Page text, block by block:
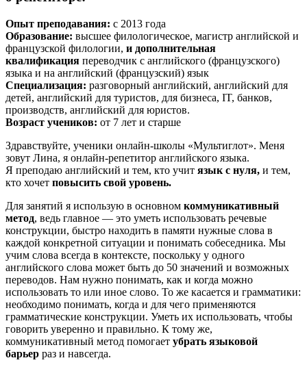
Опыт преподавания: с 2013 года
Образование: высшее филологическое, магистр английской и
французской филологии, и дополнительная
квалификация переводчик с английского (французского)
языка и на английский (французский) язык
Специализация: разговорный английский, английский для
детей, английский для туристов, для бизнеса, IT, банков,
производств, английский для юристов.
Возраст учеников: от 7 лет и старше
Здравствуйте, ученики онлайн-школы «Мультиглот». Меня
зовут Лина, я онлайн-репетитор английского языка.
Я преподаю английский и тем, кто учит язык с нуля, и тем,
кто хочет повысить свой уровень.
Для занятий я использую в основном коммуникативный
метод, ведь главное — это уметь использовать речевые
конструкции, быстро находить в памяти нужные слова в
каждой конкретной ситуации и понимать собеседника. Мы
учим слова всегда в контексте, поскольку у одного
английского слова может быть до 50 значений и возможных
переводов. Нам нужно понимать, как и когда можно
использовать то или иное слово. То же касается и грамматики:
необходимо понимать, когда и для чего применяются
грамматические конструкции. Уметь их использовать, чтобы
говорить уверенно и правильно. К тому же,
коммуникативный метод помогает убрать языковой
барьер раз и навсегда.